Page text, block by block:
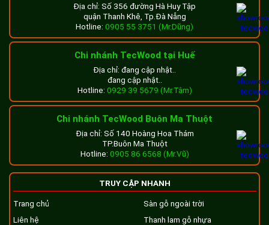
Địa chỉ: Số 356 đường Hà Huy Tập
quận Thanh Khê, Tp.Đà Nẵng
Hotline: 0905 55 3751 (Mr.Dũng)
Chi nhánh TecWood tại Huế
Địa chỉ: đang cập nhật..
đang cập nhật..
Hotline: 0929 39 5679 (Mr.Tâm)
Chi nhánh TecWood Buôn Ma Thuột
Địa chỉ: Số 140 Hoàng Hoa Thám
TP.Buôn Ma Thuột
Hotline: 0905 86 6568 (Mr.Vũ)
TRUY CẬP NHANH
Trang chủ
Liên hệ
Sàn gỗ ngoài trời
Thanh lam gỗ nhựa